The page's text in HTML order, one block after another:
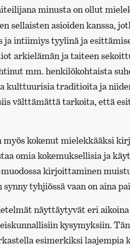
minusta on ollut
sellaisten asioiden kanssa,
intiimiys tyylinä ja
arkielämän ja taiteen
mm. henkilökohtaista
kulttuurisia traditioita ja
välttämättä tarkoita, että
kokenut mielekkääksi
omia kokemuksellisia ja
kirjoittaminen
tyhjiössä vaan on aina
näyttäytyvät eri
kysymyksiin.
esimerkiksi laajempia